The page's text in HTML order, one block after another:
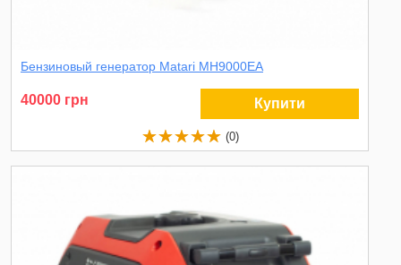
Бензиновый генератор Matari MH9000EA
40000 грн Купити
(0)